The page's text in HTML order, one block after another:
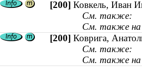
[200] Ковкель, Иван
См. также:
См. также на
[200] Коврига,
См. также:
См. также на